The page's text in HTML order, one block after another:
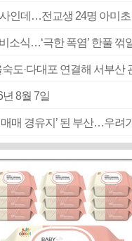
인데…전교생 24명 아미초
소식…‘극한 폭염’ 한풀 꺾
숙도·다대포 연결해 서부산
8월 7일
매 경유지’ 된 부산…우려